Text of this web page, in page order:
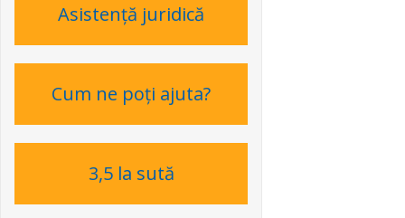
Asistență juridică
Cum ne poți ajuta?
3,5 la sută